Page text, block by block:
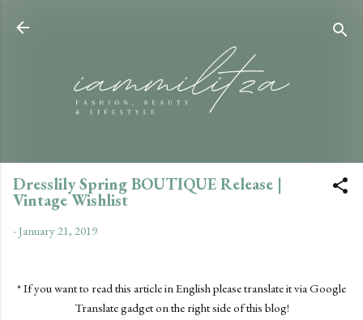
Dresslily Spring BOUTIQUE Release |
Vintage Wishlist
-January 21, 2019
* If you want to read this article in English please translate it via Google
Translate gadget on the right side of this blog!